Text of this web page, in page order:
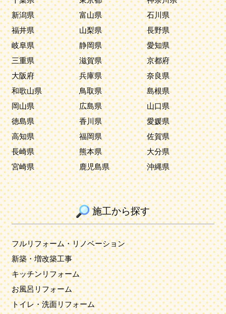
新潟県
富山県
石川県
福井県
山梨県
長野県
岐阜県
静岡県
愛知県
三重県
滋賀県
京都府
大阪府
兵庫県
奈良県
和歌山県
鳥取県
島根県
岡山県
広島県
山口県
徳島県
香川県
愛媛県
高知県
福岡県
佐賀県
長崎県
熊本県
大分県
宮崎県
鹿児島県 沖縄県
施工から探す
フルリフォーム・リノベーション
新築・増改築工事
キッチンリフォーム
お風呂リフォーム
トイレ・洗面リフォーム